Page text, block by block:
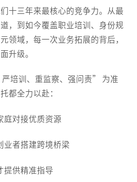
十三年来最核心的竞争力。从最
，到如今覆盖职业培训、身份规
领域，每一次业务拓展的背后，
升级。
培训、重监察、强问责” 为准
都全力以赴：
庭对接优质资源
业者搭建跨境桥梁
提供精准指导